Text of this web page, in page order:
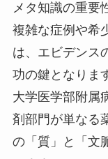
メタ知識の重要
複雑な症例や希
は、エビデンス
功の鍵となりま
大学医学部附属
剤部門が単なる
の「質」と「文